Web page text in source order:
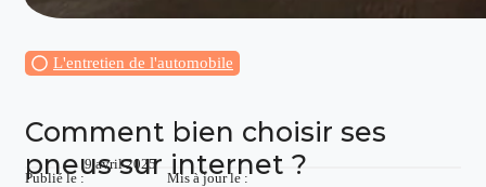
L'entretien de l'automobile
Comment bien choisir ses
pneus sur internet ?
Publié le :
9 avril 2025
Mis à jour le :